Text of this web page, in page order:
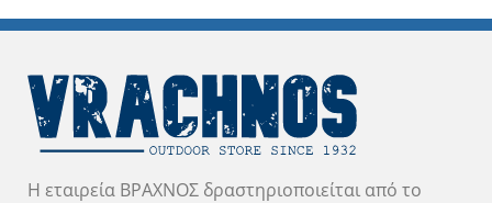
Η εταιρεία ΒΡΑΧΝΟΣ δραστηριοποιείται από το